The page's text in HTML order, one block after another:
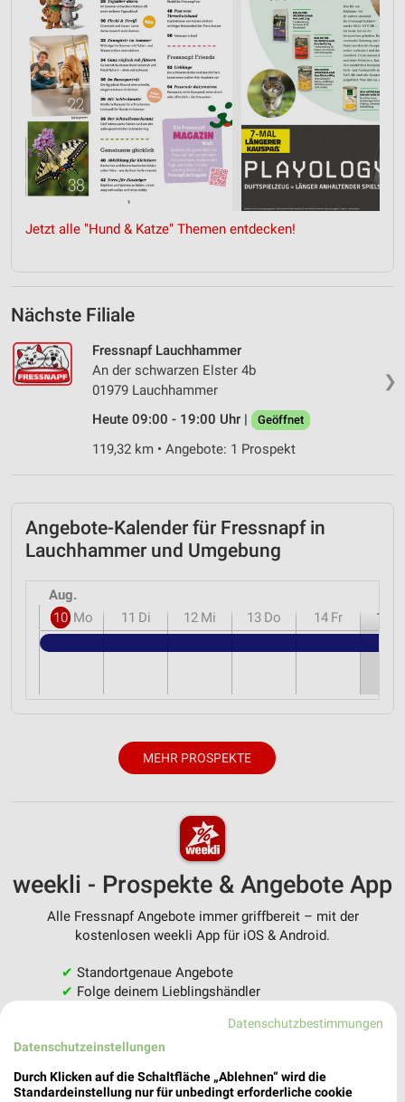
Jetzt alle "Hund & Katze" Themen entdecken!
Nächste Filiale
❯
Fressnapf Lauchhammer
An der schwarzen Elster 4b
01979 Lauchhammer
Heute 09:00 - 19:00 Uhr |
Geöffnet
119,32 km • Angebote: 1 Prospekt
Angebote-Kalender für Fressnapf in
Lauchhammer und Umgebung
Aug.
10 Mo 11 Di 12 Mi 13 Do 14 Fr 15
MEHR PROSPEKTE
weekli - Prospekte & Angebote App
Alle Fressnapf Angebote immer griffbereit – mit der
kostenlosen weekli App für iOS & Android.
✔ Standortgenaue Angebote
✔ Folge deinem Lieblingshändler
Einkaufsliste - Einkauf stressfrei planen
JETZT LADEN UND SPAREN!
Datenschutzbestimmungen
Datenschutzeinstellungen
Durch Klicken auf die Schaltfläche „Ablehnen“ wird die
Standardeinstellung nur für unbedingt erforderliche cookie